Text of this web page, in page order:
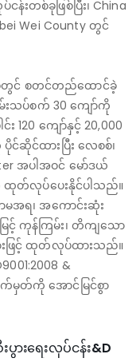
းတစ်ခုဖြစ်ပြီး၊ China
Wei County တွင်
စ်တွင် စတင်တည်ထောင်ခဲ့
သပ်စက် 30 ကျော်ကို
ကျော်နှင့် 20,000
ဆိုင်ထားပြီး လေစစ်၊
အပါအဝင် မော်ဒယ်
ထုတ်လုပ်ပေးနိုင်ပါသည်။
ရ၊ အကောင်းဆုံး
ကုန်ကြမ်း၊ တိကျသော
းဖြင့် ထုတ်လုပ်ထားသည်။
&
မှတ်ကို အောင်မြင်စွာ
းရေးလုပ်ငန်း&D